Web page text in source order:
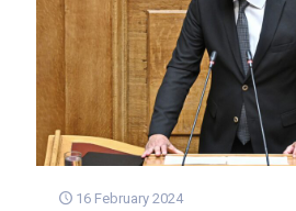
16 February 2024